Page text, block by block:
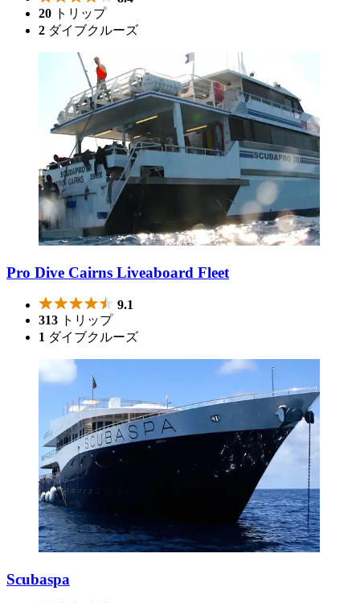
20 トリップ
2 ダイブクルーズ
Pro Dive Cairns Liveaboard Fleet
9.1
313 トリップ
1 ダイブクルーズ
Scubaspa